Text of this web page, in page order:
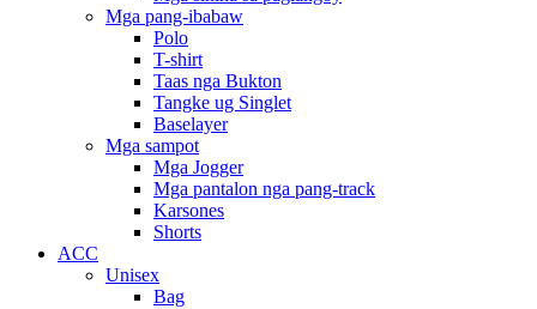
Mga pang-ibabaw
Polo
T-shirt
Taas nga Bukton
Tangke ug Singlet
Baselayer
Mga sampot
Mga Jogger
Mga pantalon nga pang-track
Karsones
Shorts
ACC
Unisex
Bag